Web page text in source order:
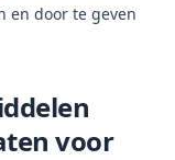
en door te geven
voor